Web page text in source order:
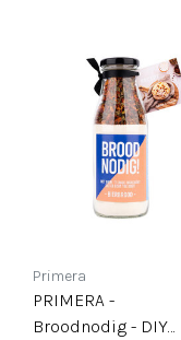
Primera
PRIMERA -
Broodnodig - DIY